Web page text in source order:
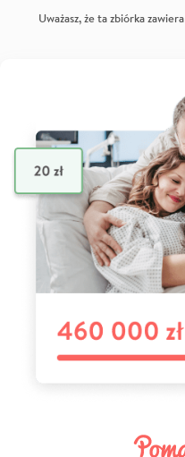
Uważasz, że ta zbiórka zawiera